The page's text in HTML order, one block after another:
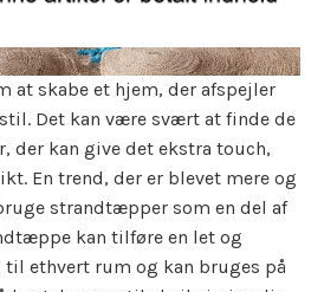
at skabe et hjem, der afspejler
Det kan være svært at finde de
der kan give det ekstra touch,
En trend, der er blevet mere og
strandtæpper som en del af
kan tilføre en let og
ethvert rum og kan bruges på